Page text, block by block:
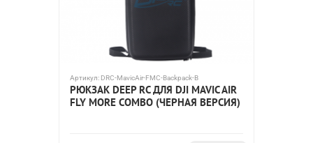
Артикул: DRC-MavicAir-FMC-Backpack-B
РЮКЗАК DEEP RC ДЛЯ DJI MAVIC AIR
FLY MORE COMBO (ЧЕРНАЯ ВЕРСИЯ)